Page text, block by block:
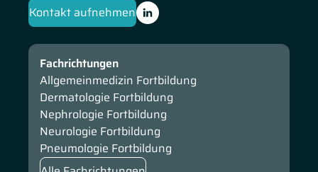
Kontakt aufnehmen
Fachrichtungen
Allgemeinmedizin Fortbildung
Dermatologie Fortbildung
Nephrologie Fortbildung
Neurologie Fortbildung
Pneumologie Fortbildung